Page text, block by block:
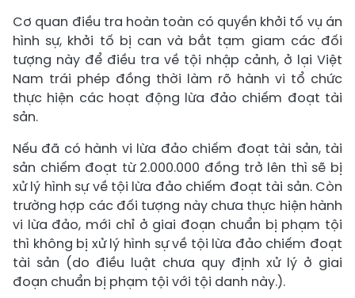
Cơ quan điều tra hoàn toàn có quyền khởi tố vụ án
hình sự, khởi tố bị can và bắt tạm giam các đối
tượng này để điều tra về tội nhập cảnh, ở lại Việt
Nam trái phép đồng thời làm rõ hành vi tổ chức
thực hiện các hoạt động lừa đảo chiếm đoạt tài
sản.
Nếu đã có hành vi lừa đảo chiếm đoạt tài sản, tài
sản chiếm đoạt từ 2.000.000 đồng trở lên thì sẽ bị
xử lý hình sự về tội lừa đảo chiếm đoạt tài sản. Còn
trường hợp các đối tượng này chưa thực hiện hành
vi lừa đảo, mới chỉ ở giai đoạn chuẩn bị phạm tội
thì không bị xử lý hình sự về tội lừa đảo chiếm đoạt
tài sản (do điều luật chưa quy định xử lý ở giai
đoạn chuẩn bị phạm tội với tội danh này.).